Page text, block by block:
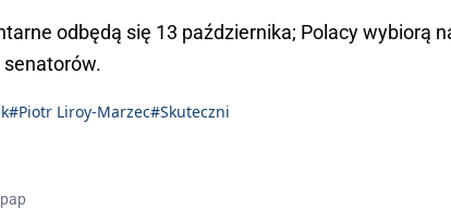
odbędą się 13 października; Polacy wybiorą
senatorów.
#Piotr Liroy-Marzec#Skuteczni